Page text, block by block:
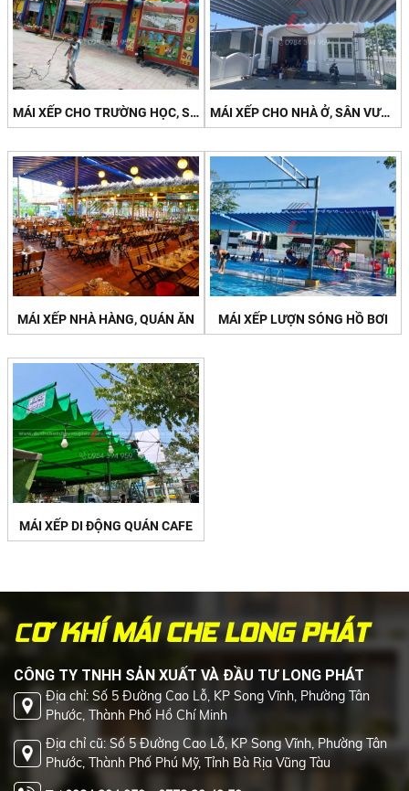
MÁI XẾP CHO TRƯỜNG HỌC, SÂN CHƠI MÁI XẾP CHO NHÀ Ở, SÂN VƯỜN
MÁI XẾP NHÀ HÀNG, QUÁN ĂN MÁI XẾP LƯỢN SÓNG HỒ BƠI
MÁI XẾP DI ĐỘNG QUÁN CAFE
CƠ KHÍ MÁI CHE LONG PHÁT
CÔNG TY TNHH SẢN XUẤT VÀ ĐẦU TƯ LONG PHÁT
Địa chỉ: Số 5 Đường Cao Lỗ, KP Song Vĩnh, Phường Tân
Phước, Thành Phố Hồ Chí Minh
Địa chỉ cũ: Số 5 Đường Cao Lỗ, KP Song Vĩnh, Phường Tân
Phước, Thành Phố Phú Mỹ, Tỉnh Bà Rịa Vũng Tàu